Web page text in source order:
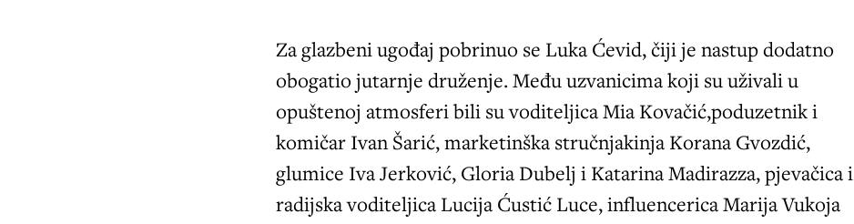
Za glazbeni ugođaj pobrinuo se Luka Ćevid, čiji je nastup dodatno
obogatio jutarnje druženje. Među uzvanicima koji su uživali u
opuštenoj atmosferi bili su voditeljica Mia Kovačić,poduzetnik i
komičar Ivan Šarić, marketinška stručnjakinja Korana Gvozdić,
glumice Iva Jerković, Gloria Dubelj i Katarina Madirazza, pjevačica i
radijska voditeljica Lucija Ćustić Luce, influencerica Marija Vukoja